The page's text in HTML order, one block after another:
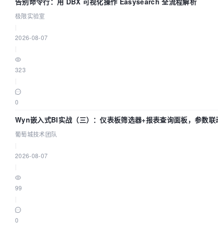
极限实验室
2026-08-07
323
0
Wyn嵌入式BI实战（三）：仪表板筛选器+报表查询面板，参数联
葡萄城技术团队
2026-08-07
99
0